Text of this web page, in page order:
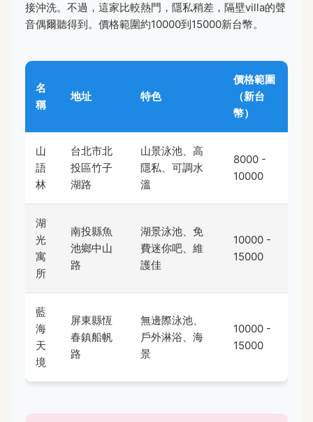
接沖洗。不過，這家比較熱門，隱私稍差，隔壁villa的聲
音偶爾聽得到。價格範圍約10000到15000新台幣。
名
稱
地址 特色
價格範圍
（新台
幣）
山
語
林
台北市北
投區竹子
湖路
山景泳池、高
隱私、可調水
溫
8000 -
10000
湖
光
寓
所
南投縣魚
池鄉中山
路
湖景泳池、免
費迷你吧、維
護佳
10000 -
15000
藍
海
天
境
屏東縣恆
春鎮船帆
路
無邊際泳池、
戶外淋浴、海
景
10000 -
15000